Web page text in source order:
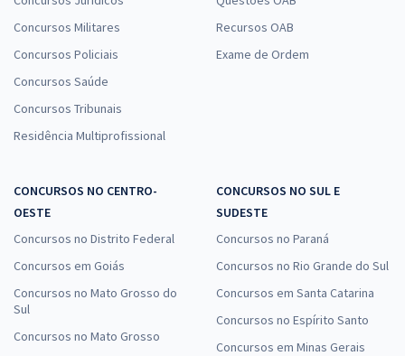
Concursos Militares
Concursos Policiais
Concursos Saúde
Concursos Tribunais
Residência Multiprofissional
Recursos OAB
Exame de Ordem
CONCURSOS NO CENTRO-
OESTE
Concursos no Distrito Federal
Concursos em Goiás
Concursos no Mato Grosso do
Sul
Concursos no Mato Grosso
CONCURSOS NO SUL E
SUDESTE
Concursos no Paraná
Concursos no Rio Grande do Sul
Concursos em Santa Catarina
Concursos no Espírito Santo
Concursos em Minas Gerais